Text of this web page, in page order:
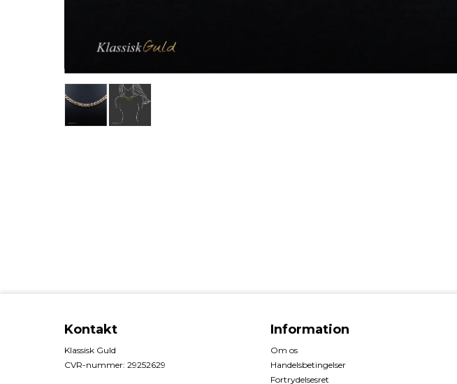
Kontakt
Klassisk Guld
CVR-nummer: 29252629
Information
Om os
Handelsbetingelser
Fortrydelsesret